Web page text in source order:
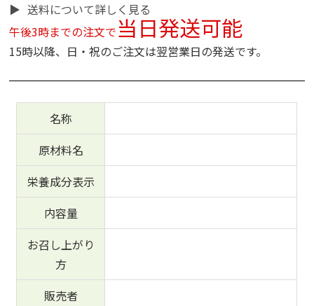
送料について詳しく見る
午後3時までの注文で当日発送可能
15時以降、日・祝のご注文は翌営業日の発送です。
名称
原材料名
栄養成分表示
内容量
お召し上がり
方
販売者